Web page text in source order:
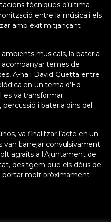
tècniques d’última
entre la música i els
amb èxit mitjançant
musicals, la bateria
temes de
A-ha i David Guetta entre
en un tema d’Ed
es va transformar
i bateria dins del
va finalitzar l’acte en un
van barrejar convulsivament
agraïts a l’Ajuntament de
desitgem que els déus de
portar molt pròximament.